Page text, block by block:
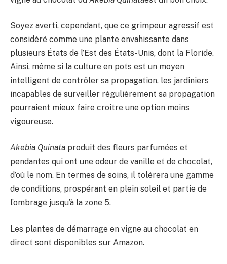
Soyez averti, cependant, que ce grimpeur agressif est
considéré comme une plante envahissante dans
plusieurs États de l’Est des États-Unis, dont la Floride.
Ainsi, même si la culture en pots est un moyen
intelligent de contrôler sa propagation, les jardiniers
incapables de surveiller régulièrement sa propagation
pourraient mieux faire croître une option moins
vigoureuse.
Akebia Quinata produit des fleurs parfumées et
pendantes qui ont une odeur de vanille et de chocolat,
d’où le nom. En termes de soins, il tolérera une gamme
de conditions, prospérant en plein soleil et partie de
l’ombrage jusqu’à la zone 5.
Les plantes de démarrage en vigne au chocolat en
direct sont disponibles sur Amazon.